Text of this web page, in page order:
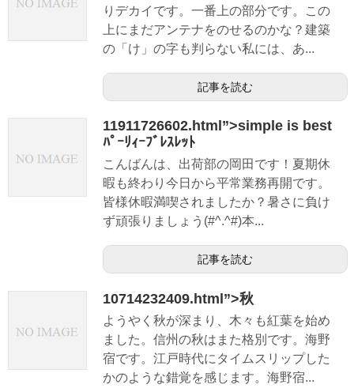
りデカイです。一番上の部分です。この
上にまだアンテナをのせるのかな？建築
の「け」の字も判らない私には、あ...
記事を読む
11911726602.html”>simple is best
ﾊﾟｰﾘｨｰﾌﾞﾚｽﾚｯﾄ
こんばんは、出荷部の岡田です！夏期休
暇も終わり今日から平常業務再開です。
皆様休暇満喫されましたか？暑さに負け
ず頑張りましょう(#^.^#)本...
記事を読む
10714232409.html”>秋
ようやく秋が深まり、木々も紅葉を始め
ました。信州の秋はまた格別です。海野
宿です。江戸時代にタイムスリップした
かのような錯覚を感じます。海野宿...